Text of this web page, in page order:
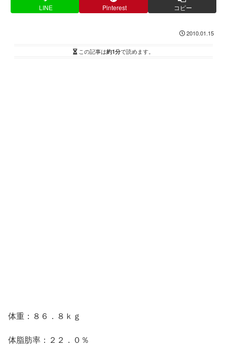
LINE Pinterest コピー
2010.01.15
この記事は約1分で読めます。
体重：８６．８ｋｇ
体脂肪率：２２．０％